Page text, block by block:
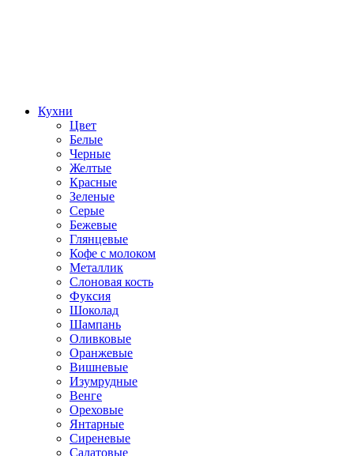
Кухни
Цвет
Белые
Черные
Желтые
Красные
Зеленые
Серые
Бежевые
Глянцевые
Кофе с молоком
Металлик
Слоновая кость
Фуксия
Шоколад
Шампань
Оливковые
Оранжевые
Вишневые
Изумрудные
Венге
Ореховые
Янтарные
Сиреневые
Салатовые